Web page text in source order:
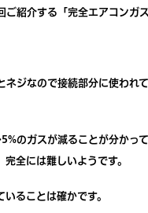
紹介する「完全エアコンガ
ネジなので接続部分に使わ
のガスが減ることが分かっ
全には難しいようです。
ることは確かです。